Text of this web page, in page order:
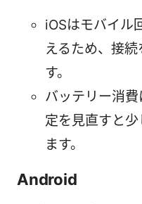
iOSはモバイル
えるため、接
す。
バッテリー消
定を見直すと
ます。
Android